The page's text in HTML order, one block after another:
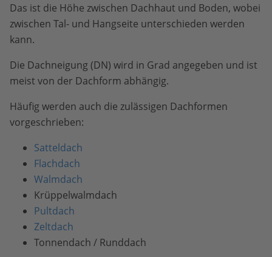
Das ist die Höhe zwischen Dachhaut und Boden, wobei
zwischen Tal- und Hangseite unterschieden werden
kann.
Die Dachneigung (DN) wird in Grad angegeben und ist
meist von der Dachform abhängig.
Häufig werden auch die zulässigen Dachformen
vorgeschrieben:
Satteldach
Flachdach
Walmdach
Krüppelwalmdach
Pultdach
Zeltdach
Tonnendach / Runddach